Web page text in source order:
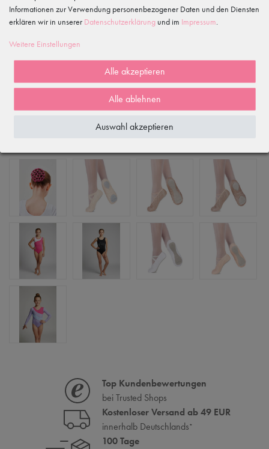
1
Rezensionen werden geladen...
WIRD OFT GEKAUFT MIT...
ÄHNLICHE ODER DAZU PASSENDE ARTIKEL
ZULETZT ANGESEHEN
Top Kundenbewertungen
bei Trusted Shops
Kostenloser Versand ab 49 EUR
innerhalb Deutschlands*
100 Tage
Informationen zur Verwendung personenbezogener Daten und den Diensten
erklären wir in unserer Daten­schutz­erklärung und im Impressum.
Weitere Einstellungen
Alle akzeptieren
Alle ablehnen
Auswahl akzeptieren